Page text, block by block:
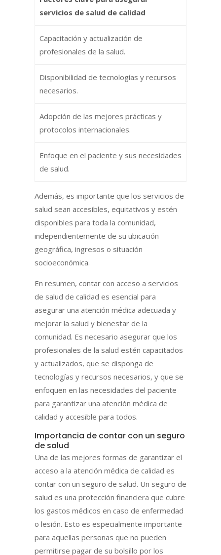
servicios de salud de calidad
Capacitación y actualización de
profesionales de la salud.
Disponibilidad de tecnologías y recursos
necesarios.
Adopción de las mejores prácticas y
protocolos internacionales.
Enfoque en el paciente y sus necesidades
de salud.
Además, es importante que los servicios de
salud sean accesibles, equitativos y estén
disponibles para toda la comunidad,
independientemente de su ubicación
geográfica, ingresos o situación
socioeconómica.
En resumen, contar con acceso a servicios
de salud de calidad es esencial para
asegurar una atención médica adecuada y
mejorar la salud y bienestar de la
comunidad. Es necesario asegurar que los
profesionales de la salud estén capacitados
y actualizados, que se disponga de
tecnologías y recursos necesarios, y que se
enfoquen en las necesidades del paciente
para garantizar una atención médica de
calidad y accesible para todos.
Importancia de contar con un seguro
de salud
Una de las mejores formas de garantizar el
acceso a la atención médica de calidad es
contar con un seguro de salud. Un seguro de
salud es una protección financiera que cubre
los gastos médicos en caso de enfermedad
o lesión. Esto es especialmente importante
para aquellas personas que no pueden
permitirse pagar de su bolsillo por los